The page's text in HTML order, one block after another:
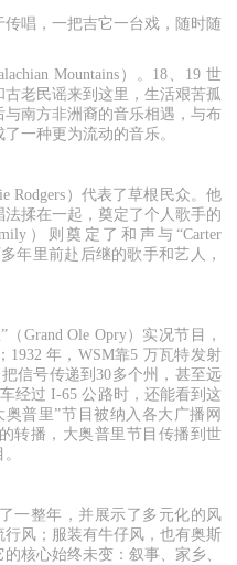
唱，一把吉它一台戏，随时随
Mountains）。18、19 世
老民谣来到这里，生活艰苦孤
南方非洲裔的音乐相遇，与布
一种更为流动的音乐。
Rodgers）代表了草根民众。他
揉在一起，奠定了个人歌手的
）则奠定了和声与“Carter
年里前赴后继的歌手和艺人，
Grand Ole Opry）实况节目，
年，WSM靠5 万瓦特发射
信号传递到30多个州，甚至远
经过 I-65 公路时，还能看到这
普里”节目被纳入各大广播网
转播，大奥普里节目传播到世
一整年，并展示了多元化的风
风；服装有牛仔风，也有奥斯
核心始终未变：叙事、家乡、